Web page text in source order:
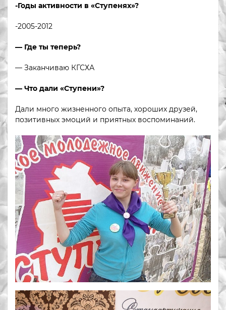
-Годы активности в «Ступенях»?
-2005-2012
— Где ты теперь?
— Заканчиваю КГСХА
— Что дали «Ступени»?
Дали много жизненного опыта, хороших друзей,
позитивных эмоций и приятных воспоминаний.